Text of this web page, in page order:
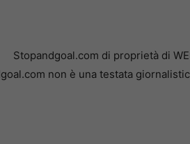
Stopandgoal.com di proprietà di
non è una testata